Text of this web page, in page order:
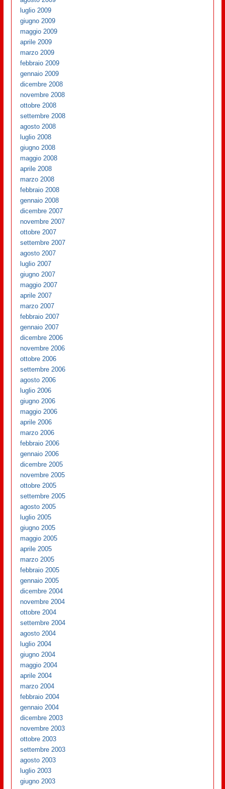
luglio 2009
giugno 2009
maggio 2009
aprile 2009
marzo 2009
febbraio 2009
gennaio 2009
dicembre 2008
novembre 2008
ottobre 2008
settembre 2008
agosto 2008
luglio 2008
giugno 2008
maggio 2008
aprile 2008
marzo 2008
febbraio 2008
gennaio 2008
dicembre 2007
novembre 2007
ottobre 2007
settembre 2007
agosto 2007
luglio 2007
giugno 2007
maggio 2007
aprile 2007
marzo 2007
febbraio 2007
gennaio 2007
dicembre 2006
novembre 2006
ottobre 2006
settembre 2006
agosto 2006
luglio 2006
giugno 2006
maggio 2006
aprile 2006
marzo 2006
febbraio 2006
gennaio 2006
dicembre 2005
novembre 2005
ottobre 2005
settembre 2005
agosto 2005
luglio 2005
giugno 2005
maggio 2005
aprile 2005
marzo 2005
febbraio 2005
gennaio 2005
dicembre 2004
novembre 2004
ottobre 2004
settembre 2004
agosto 2004
luglio 2004
giugno 2004
maggio 2004
aprile 2004
marzo 2004
febbraio 2004
gennaio 2004
dicembre 2003
novembre 2003
ottobre 2003
settembre 2003
agosto 2003
luglio 2003
giugno 2003